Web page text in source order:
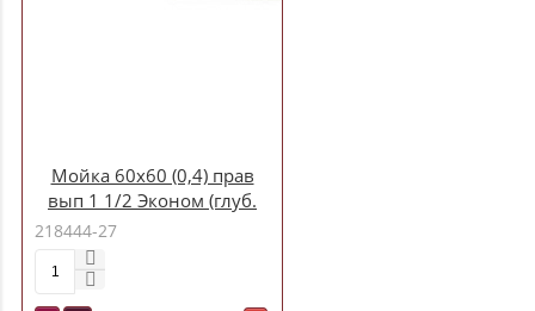
Мойка 60х60 (0,4) прав
вып 1 1/2 Эконом (глуб.
218444-27